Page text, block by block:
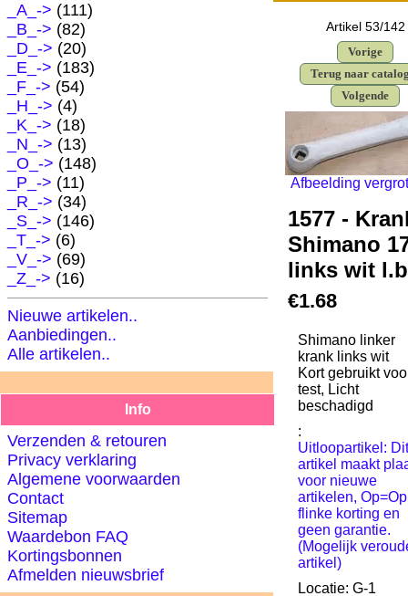
_A_-> (111)
_B_-> (82)
_D_-> (20)
_E_-> (183)
_F_-> (54)
_H_-> (4)
_K_-> (18)
_N_-> (13)
_O_-> (148)
_P_-> (11)
_R_-> (34)
_S_-> (146)
_T_-> (6)
_V_-> (69)
_Z_-> (16)
Nieuwe artikelen..
Aanbiedingen..
Alle artikelen..
Info
Verzenden & retouren
Privacy verklaring
Algemene voorwaarden
Contact
Sitemap
Waardebon FAQ
Kortingsbonnen
Afmelden nieuwsbrief
Artikel 53/142
Vorige
Terug naar
Volgende
Afbeelding
1577 -
Shimano
links wit
€1.68
Shimano linker
krank links wit
Kort gebruikt
test, Licht
beschadigd
:
Uitloopartikel:
artikel maakt
voor nieuwe
artikelen,
flinke korting en
geen garantie.
(Mogelijk
artikel)
Locatie: G-1